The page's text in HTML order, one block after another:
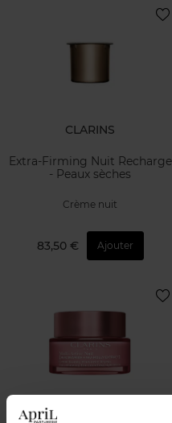
CLARINS
Extra-Firming Nuit Recharge
- Peaux sèches
Crème nuit
83,50 € Ajouter